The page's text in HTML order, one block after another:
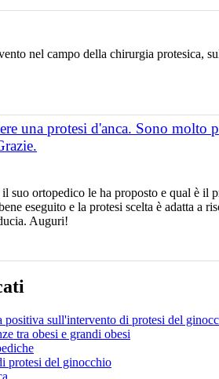
nel campo della chirurgia protesica,
una protesi d'anca. Sono molto
suo ortopedico le ha proposto e qual è il
eseguito e la protesi scelta è adatta a
Auguri!
positiva sull'intervento di protesi del
tra obesi e grandi obesi
protesi del ginocchio